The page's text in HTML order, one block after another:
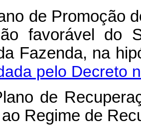
de Promoção
favorável do
Fazenda, na
pelo Decreto
de
Regime de